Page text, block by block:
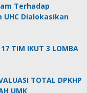
Terhadap
Dialokasikan
17 TIM IKUT 3 LOMBA
TOTAL DPKHP
UMK